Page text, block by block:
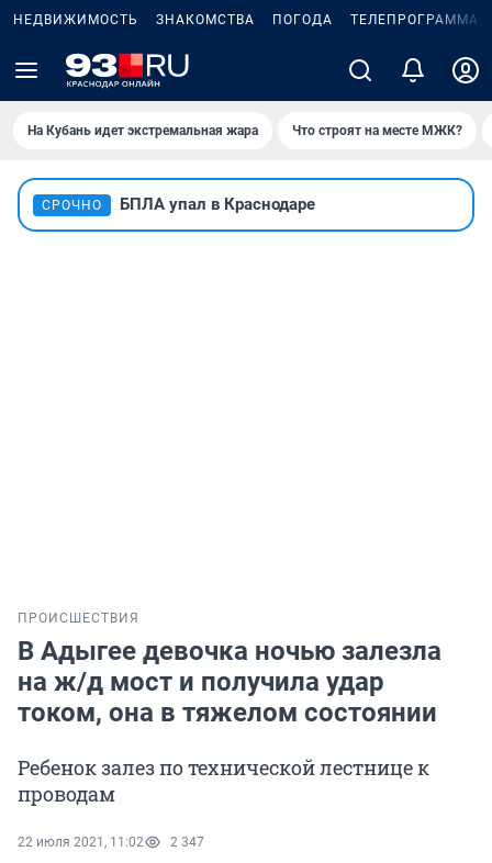
НЕДВИЖИМОСТЬ ЗНАКОМСТВА ПОГОДА ТЕЛЕПРОГРАММА
На Кубань идет экстремальная жара Что строят на месте МЖК?
СРОЧНО БПЛА упал в Краснодаре
ПРОИСШЕСТВИЯ
В Адыгее девочка ночью залезла
на ж/д мост и получила удар
током, она в тяжелом состоянии
Ребенок залез по технической лестнице к
проводам
22 июля 2021, 11:02 2 347